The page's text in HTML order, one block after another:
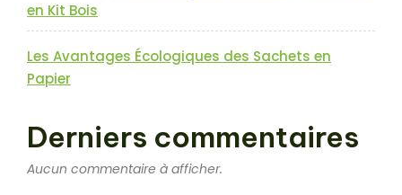
en Kit Bois
Les Avantages Écologiques des Sachets en
Papier
Derniers commentaires
Aucun commentaire à afficher.